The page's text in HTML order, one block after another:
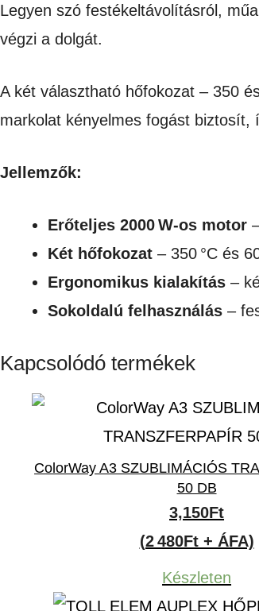
Legyen szó festékeltávolításról,
végzi a dolgát.
A két választható hőfokozat – 350
markolat kényelmes fogást biztosít,
Jellemzők:
Erőteljes 2000W-os motor
Két hőfokozat – 350 °C és
Ergonomikus kialakítás –
Sokoldalú felhasználás –
Kapcsolódó termékek
ColorWay A3 SZUBLIMÁCIÓS
50 DB
3,150Ft
(2 480Ft + ÁFA)
Készleten